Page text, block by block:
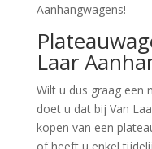
Aanhangwagens!
Laar
Wilt u dus graag een
doet u dat bij Van
kopen van een